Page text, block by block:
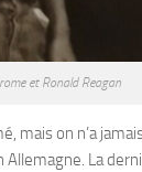
et Ronald Reagan
mais on n’a
Allemagne. La